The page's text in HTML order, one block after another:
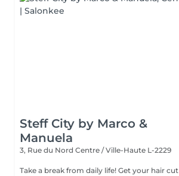
Steff City by Marco &
Manuela
3, Rue du Nord Centre / Ville-Haute L-2229
Take a break from daily life! Get your hair